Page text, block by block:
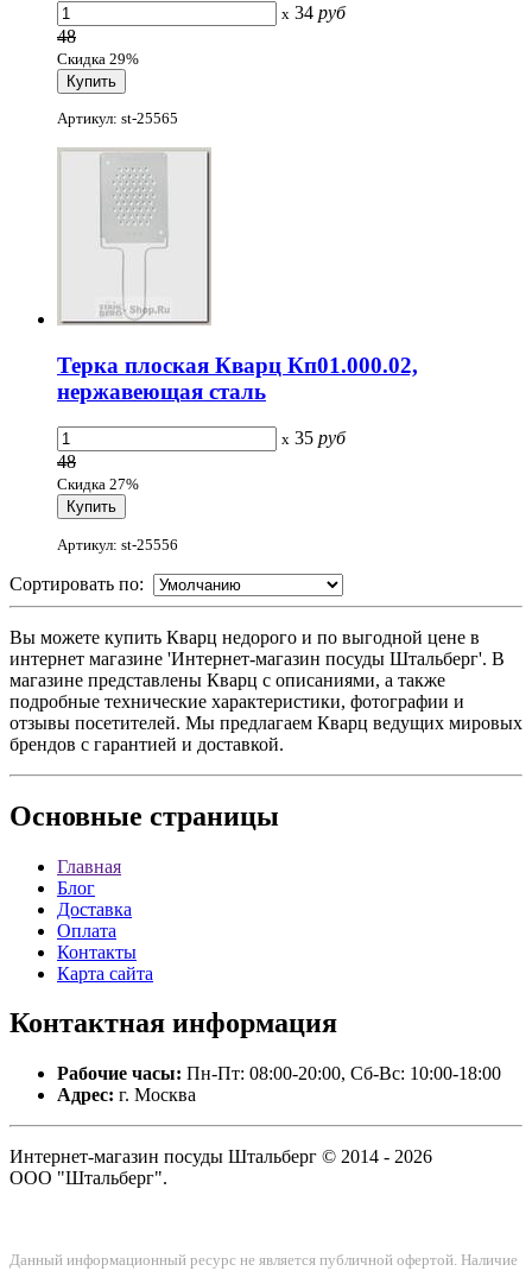
x 34 руб
48
Скидка 29%
Артикул: st-25565
Терка плоская Кварц Кп01.000.02,
нержавеющая сталь
x 35 руб
48
Скидка 27%
Артикул: st-25556
Сортировать по:
Вы можете купить Кварц недорого и по выгодной цене в
интернет магазине 'Интернет-магазин посуды Штальберг'. В
магазине представлены Кварц с описаниями, а также
подробные технические характеристики, фотографии и
отзывы посетителей. Мы предлагаем Кварц ведущих мировых
брендов с гарантией и доставкой.
Основные страницы
Главная
Блог
Доставка
Оплата
Контакты
Карта сайта
Контактная информация
Рабочие часы: Пн-Пт: 08:00-20:00, Сб-Вс: 10:00-18:00
Адрес: г. Москва
Интернет-магазин посуды Штальберг © 2014 - 2026
ООО "Штальберг".
Данный информационный ресурс не является публичной офертой. Наличие